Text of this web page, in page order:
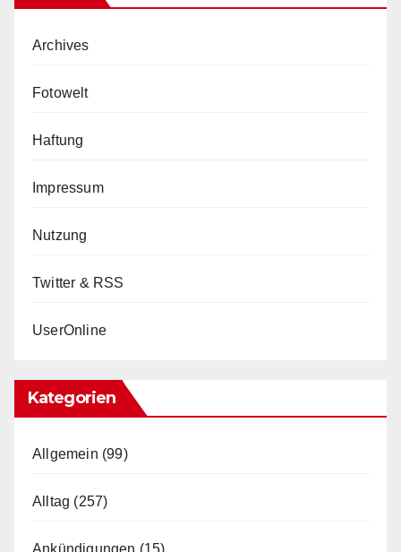
Archives
Fotowelt
Haftung
Impressum
Nutzung
Twitter & RSS
UserOnline
Kategorien
Allgemein (99)
Alltag (257)